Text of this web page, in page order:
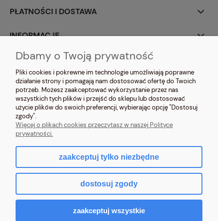
PŁATNOŚCI I DOSTAWA
INFORMACJE
O NAS
NOSIMYSIE.PL Sylwia Kiołbasa | ul. Głowackiego 2, 42-690 Tworóg | NIP:
6452270209 | tel.509 525 877| e-mail:sklep@nosimysie.pl
Sklep internetowy Shoper.pl
Dbamy o Twoją prywatność
Pliki cookies i pokrewne im technologie umożliwiają poprawne
działanie strony i pomagają nam dostosować ofertę do Twoich
potrzeb. Możesz zaakceptować wykorzystanie przez nas
wszystkich tych plików i przejść do sklepu lub dostosować
użycie plików do swoich preferencji, wybierając opcję "Dostosuj
zgody".
Więcej o plikach cookies przeczytasz w naszej Polityce
prywatności.
zaakceptuj tylko niezbędne
dostosuj zgody
zaakceptuj wszystkie